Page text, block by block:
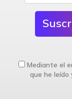
Mediante el
que he leído